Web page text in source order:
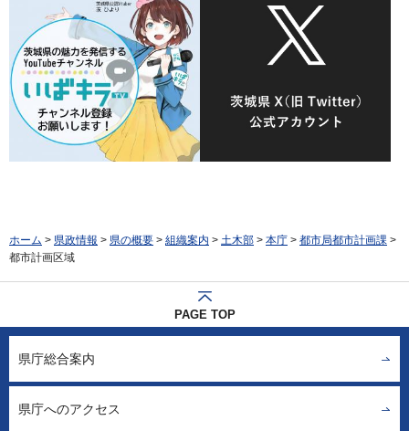
ホーム > 県政情報 > 県の概要 > 組織案内 > 土木部 > 本庁 > 都市局都市計画課 >
都市計画区域
PAGE TOP
県庁総合案内
県庁へのアクセス